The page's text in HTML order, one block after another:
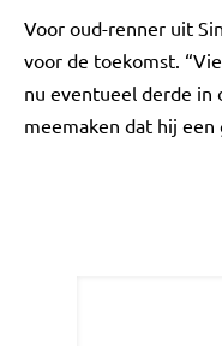
Voor oud-renner uit
voor de toekomst.
nu eventueel derde in
meemaken dat hij